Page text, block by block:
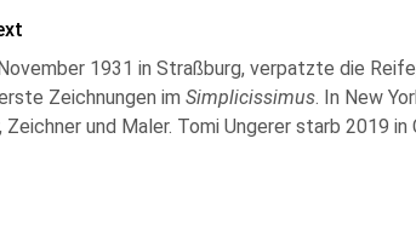
1931 in Straßburg, verpatzte die
Zeichnungen im Simplicissimus. In New
Zeichner und Maler. Tomi Ungerer starb 2019 in